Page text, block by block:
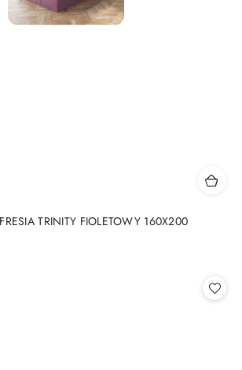
TRINITY FIOLETOWY 160X200